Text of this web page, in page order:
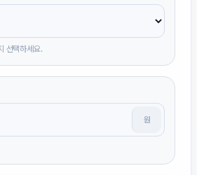
선택하세요.
원